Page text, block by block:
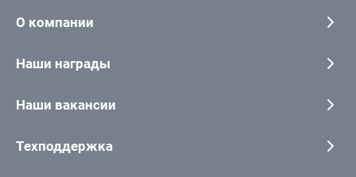
О компании
Наши награды
Наши вакансии
Техподдержка